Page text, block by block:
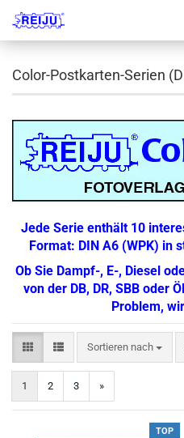
Color-Postkarten-Serien
Jede Serie enthält 10
Format: DIN A6 (WPK) in
Ob Sie Dampf-, E-, Diesel
von der DB, DR, SBB oder
Problem,
Sortieren nach
Sortieren nach
1 2 3 »
TOP